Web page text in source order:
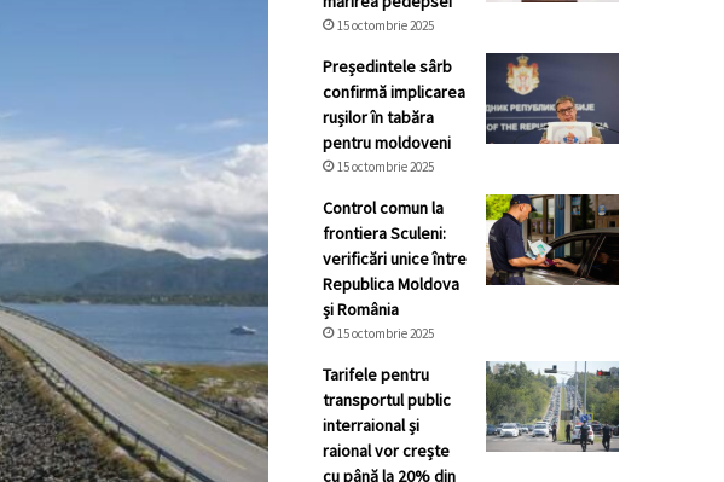
15 octombrie 2025
Președintele sârb
confirmă implicarea
rușilor în tabăra
pentru moldoveni
15 octombrie 2025
Control comun la
frontiera Sculeni:
verificări unice între
Republica Moldova
și România
15 octombrie 2025
Tarifele pentru
transportul public
interraional și
raional vor crește
cu până la 20% din